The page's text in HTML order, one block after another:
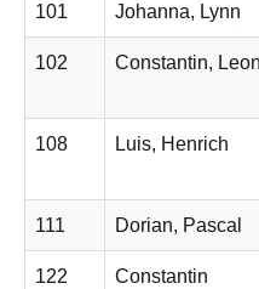
101 Johanna, Lynn
102 Constantin,
108 Luis, Henrich
111 Dorian, Pascal
122 Constantin